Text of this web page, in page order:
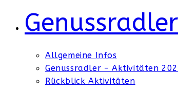
Genussradler
Allgemeine Infos
Genussradler – Aktivitäten
Rückblick Aktivitäten